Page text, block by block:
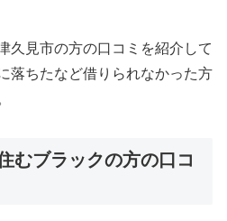
久見市の方の口コミを紹介して
落ちたなど借りられなかった方
むブラックの方の口コ